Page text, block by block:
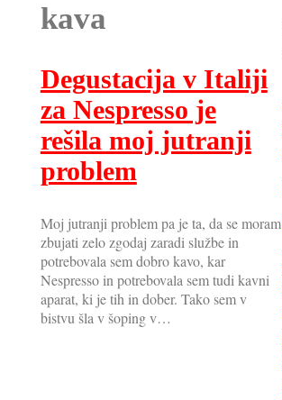
kava
Degustacija v Italiji
za Nespresso je
rešila moj jutranji
problem
Moj jutranji problem pa je ta, da se moram
zbujati zelo zgodaj zaradi službe in
potrebovala sem dobro kavo, kar
Nespresso in potrebovala sem tudi kavni
aparat, ki je tih in dober. Tako sem v
bistvu šla v šoping v…